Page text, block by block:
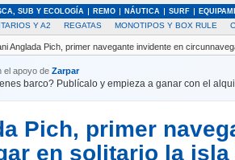
SUB Y ECOLOGÍA REMO NÁUTICA SURF
Y A2 REGATAS MONOTIPOS Y BOX RULE
Anglada Pich, primer navegante invidente en
el apoyo de Zarpar
barco? Publícalo y empieza a ganar con el
Pich, primer
en solitario la isla